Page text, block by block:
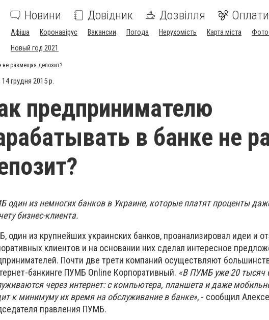
Новини Довідник Дозвілля
Афіша Коронавірус Вакансии Погода Нерухомість Карта міста
Новый год 2021
не размещая депозит?
14 грудня 2015 р.
предпринимателю
в банке не
один из немногих банков в Украине, которые платят проценты
бизнес-клиента.
один из крупнейших украинских банков, проанализировал идеи и
клиентов и на основании них сделал интересное
Почти две трети компаний осуществляют
банкинге ПУМБ Onlinе Корпоративный. «В ПУМБ уже 20 тысяч
через интернет: с компьютера, планшета и даже
к минимуму их время на обслуживание в банке», - сообщил
правления ПУМБ.